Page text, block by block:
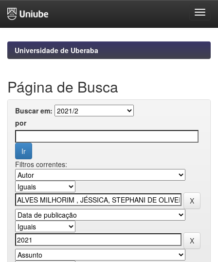
navigationUniversidade de Uberaba
Página de Busca
Buscar em:
por
Filtros correntes: